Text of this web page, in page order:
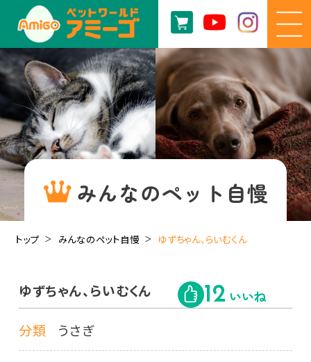
みんなのペット自慢
トップ みんなのペット自慢 ゆずちゃん、らいむくん
ゆずちゃん、らいむくん 12 いいね
分類 うさぎ